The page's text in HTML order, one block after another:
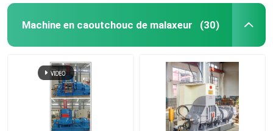
Machine en caoutchouc de malaxeur (30)